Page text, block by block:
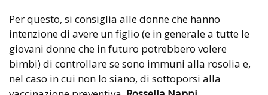
Per questo, si consiglia alle donne che hanno
intenzione di avere un figlio (e in generale a tutte le
giovani donne che in futuro potrebbero volere
bimbi) di controllare se sono immuni alla rosolia e,
nel caso in cui non lo siano, di sottoporsi alla